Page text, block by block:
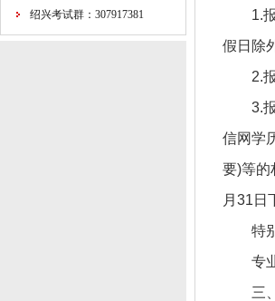
绍兴考试群：307917381
1.
假日除
2.
3.
信网学
要)等的
月31日
特
专
三